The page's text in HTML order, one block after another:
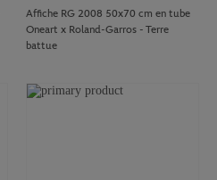
Affiche RG 2008 50x70 cm en tube
Oneart x Roland-Garros - Terre
battue